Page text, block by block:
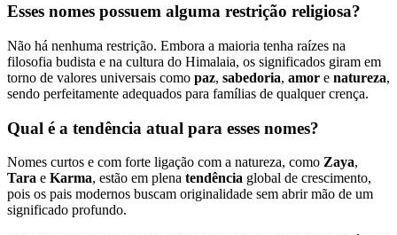
Esses nomes possuem alguma restrição religiosa?
Não há nenhuma restrição. Embora a maioria tenha raízes na
filosofia budista e na cultura do Himalaia, os significados giram em
torno de valores universais como paz, sabedoria, amor e natureza,
sendo perfeitamente adequados para famílias de qualquer crença.
Qual é a tendência atual para esses nomes?
Nomes curtos e com forte ligação com a natureza, como Zaya,
Tara e Karma, estão em plena tendência global de crescimento,
pois os pais modernos buscam originalidade sem abrir mão de um
significado profundo.